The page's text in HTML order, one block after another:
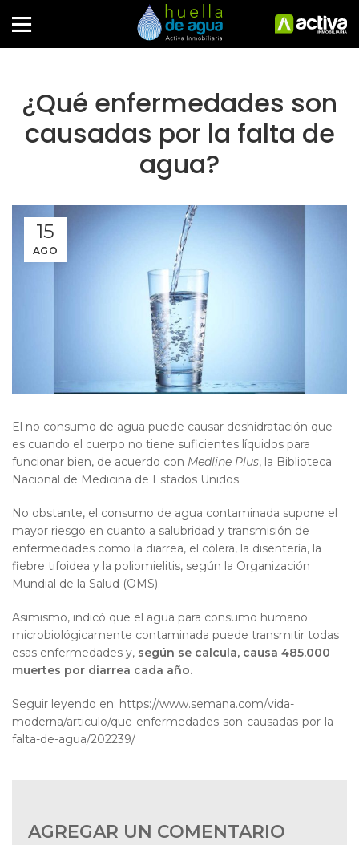
¿Qué enfermedades son
causadas por la falta de
agua?
15
AGO
El no consumo de agua puede causar deshidratación que
es cuando el cuerpo no tiene suficientes líquidos para
funcionar bien, de acuerdo con Medline Plus, la Biblioteca
Nacional de Medicina de Estados Unidos.
No obstante, el consumo de agua contaminada supone el
mayor riesgo en cuanto a salubridad y transmisión de
enfermedades como la diarrea, el cólera, la disentería, la
fiebre tifoidea y la poliomielitis, según la Organización
Mundial de la Salud (OMS).
Asimismo, indicó que el agua para consumo humano
microbiológicamente contaminada puede transmitir todas
esas enfermedades y, según se calcula, causa 485.000
muertes por diarrea cada año.
Seguir leyendo en: https://www.semana.com/vida-
moderna/articulo/que-enfermedades-son-causadas-por-la-
falta-de-agua/202239/
AGREGAR UN COMENTARIO